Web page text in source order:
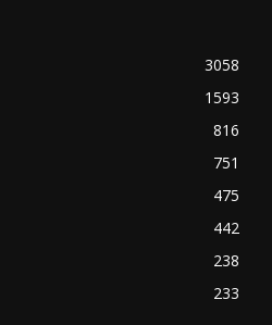
3058
1593
816
751
475
442
238
233